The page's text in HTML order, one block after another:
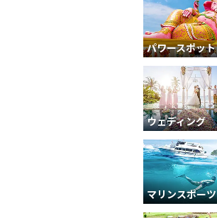
パワースポット
ウェディング
マリンスポーツ